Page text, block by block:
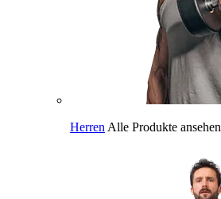
Herren Alle Produkte ansehen